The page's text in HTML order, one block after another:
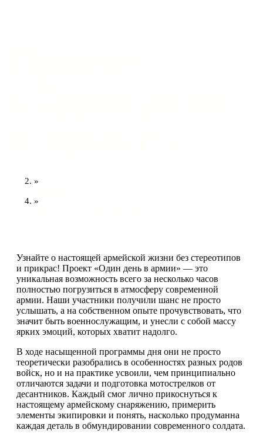
»
»
Узнайте о настоящей армейской жизни без стереотипов
и прикрас! Проект «Один день в армии» — это
уникальная возможность всего за несколько часов
полностью погрузиться в атмосферу современной
армии. Наши участники получили шанс не просто
услышать, а на собственном опыте прочувствовать, что
значит быть военнослужащим, и унесли с собой массу
ярких эмоций, которых хватит надолго.
В ходе насыщенной программы дня они не просто
теоретически разобрались в особенностях разных родов
войск, но и на практике усвоили, чем принципиально
отличаются задачи и подготовка мотострелков от
десантников. Каждый смог лично прикоснуться к
настоящему армейскому снаряжению, примерить
элементы экипировки и понять, насколько продуманна
каждая деталь в обмундировании современного солдата.